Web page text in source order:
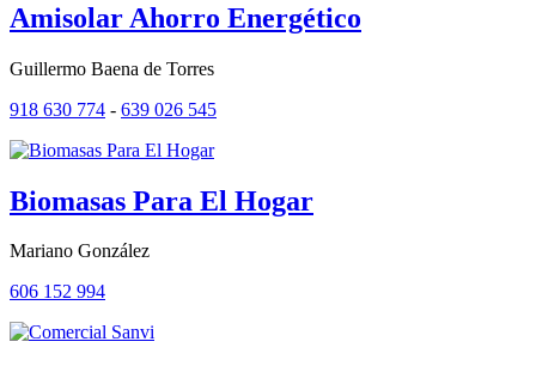
Amisolar Ahorro Energético
Guillermo Baena de Torres
918 630 774 - 639 026 545
Biomasas Para El Hogar
Mariano González
606 152 994